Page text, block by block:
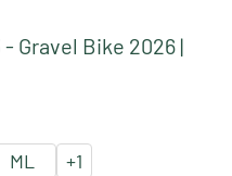
Gravel Bike 2026 |
ML +1